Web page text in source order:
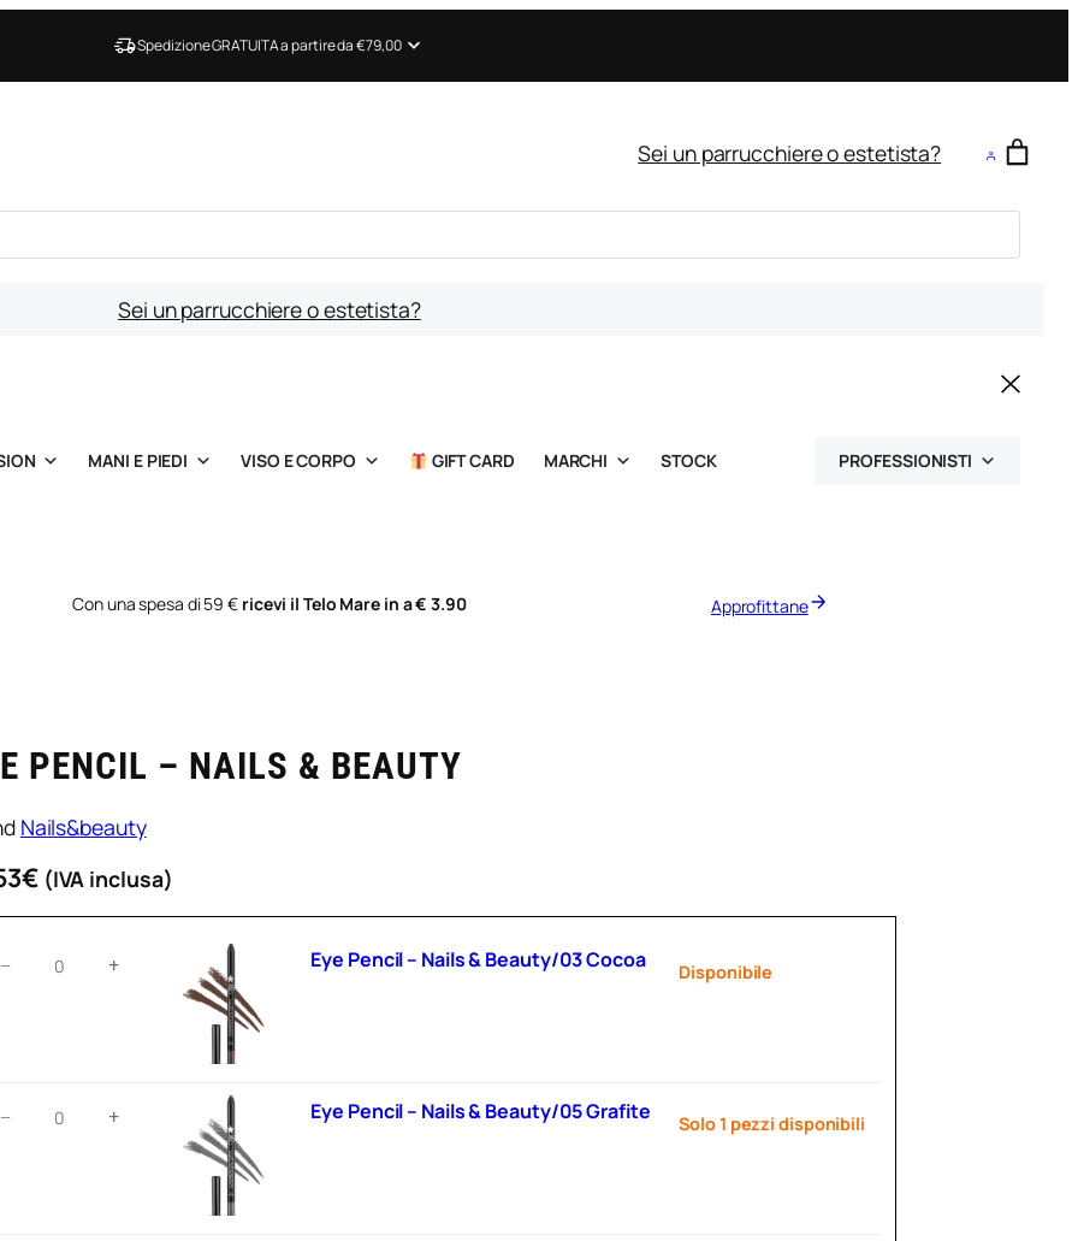
Spedizione GRATUITA a partire da €79,00
Sei un parrucchiere o estetista?
Sei un parrucchiere o estetista?
MANI E PIEDI VISO E CORPO GIFT CARD MARCHI STOCK PROFESSIONISTI
Con una spesa di 59 € ricevi il Telo Mare in a € 3.90 Approfittane
PENCIL – NAILS & BEAUTY
Nails&beauty
€ (IVA inclusa)
− + Eye Pencil – Nails & Beauty/03 Cocoa Disponibile
− + Eye Pencil – Nails & Beauty/05 Grafite Solo 1 pezzi disponibili